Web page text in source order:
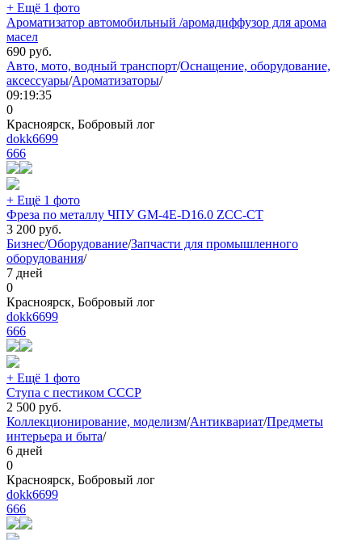
+ Ещё 1 фото
Ароматизатор автомобильный /аромадиффузор для арома
масел
690 руб.
Авто, мото, водный транспорт/Оснащение, оборудование,
аксессуары/Ароматизаторы/
09:19:35
0
Красноярск, Бобровый лог
dokk6699
666
+ Ещё 1 фото
Фреза по металлу ЧПУ GM-4E-D16.0 ZCC-CT
3 200 руб.
Бизнес/Оборудование/Запчасти для промышленного
оборудования/
7 дней
0
Красноярск, Бобровый лог
dokk6699
666
+ Ещё 1 фото
Ступа с пестиком СССР
2 500 руб.
Коллекционирование, моделизм/Антиквариат/Предметы
интерьера и быта/
6 дней
0
Красноярск, Бобровый лог
dokk6699
666